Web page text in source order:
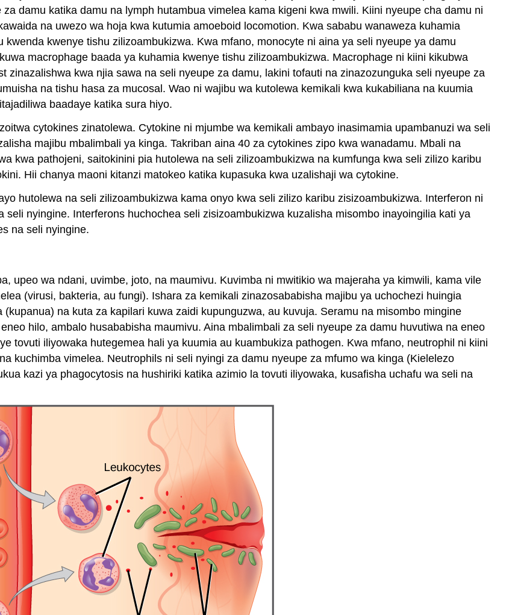
damu katika damu na lymph hutambua vimelea kama kigeni kwa mwili. Kiini nyeupe cha damu ni
na uwezo wa hoja kwa kutumia amoeboid locomotion. Kwa sababu wanaweza kuhamia
kwenye tishu zilizoambukizwa. Kwa mfano, monocyte ni aina ya seli nyeupe ya damu
macrophage baada ya kuhamia kwenye tishu zilizoambukizwa. Macrophage ni kiini kikubwa
zinazalishwa kwa njia sawa na seli nyeupe za damu, lakini tofauti na zinazozunguka seli nyeupe za
na tishu hasa za mucosal. Wao ni wajibu wa kutolewa kemikali kwa kukabiliana na kuumia
baadaye katika sura hiyo.
cytokines zinatolewa. Cytokine ni mjumbe wa kemikali ambayo inasimamia upambanuzi wa seli
majibu mbalimbali ya kinga. Takriban aina 40 za cytokines zipo kwa wanadamu. Mbali na
kwa pathojeni, saitokinini pia hutolewa na seli zilizoambukizwa na kumfunga kwa seli zilizo karibu
Hii chanya maoni kitanzi matokeo katika kupasuka kwa uzalishaji wa cytokine.
hutolewa na seli zilizoambukizwa kama onyo kwa seli zilizo karibu zisizoambukizwa. Interferon ni
nyingine. Interferons huchochea seli zisizoambukizwa kuzalisha misombo inayoingilia kati ya
na seli nyingine.
upeo wa ndani, uvimbe, joto, na maumivu. Kuvimba ni mwitikio wa majeraha ya kimwili, kama vile
(virusi, bakteria, au fungi). Ishara za kemikali zinazosababisha majibu ya uchochezi huingia
na kuta za kapilari kuwa zaidi kupunguzwa, au kuvuja. Seramu na misombo mingine
hilo, ambalo husababisha maumivu. Aina mbalimbali za seli nyeupe za damu huvutiwa na eneo
tovuti iliyowaka hutegemea hali ya kuumia au kuambukiza pathogen. Kwa mfano, neutrophil ni kiini
kuchimba vimelea. Neutrophils ni seli nyingi za damu nyeupe za mfumo wa kinga (Kielelezo
kazi ya phagocytosis na hushiriki katika azimio la tovuti iliyowaka, kusafisha uchafu wa seli na